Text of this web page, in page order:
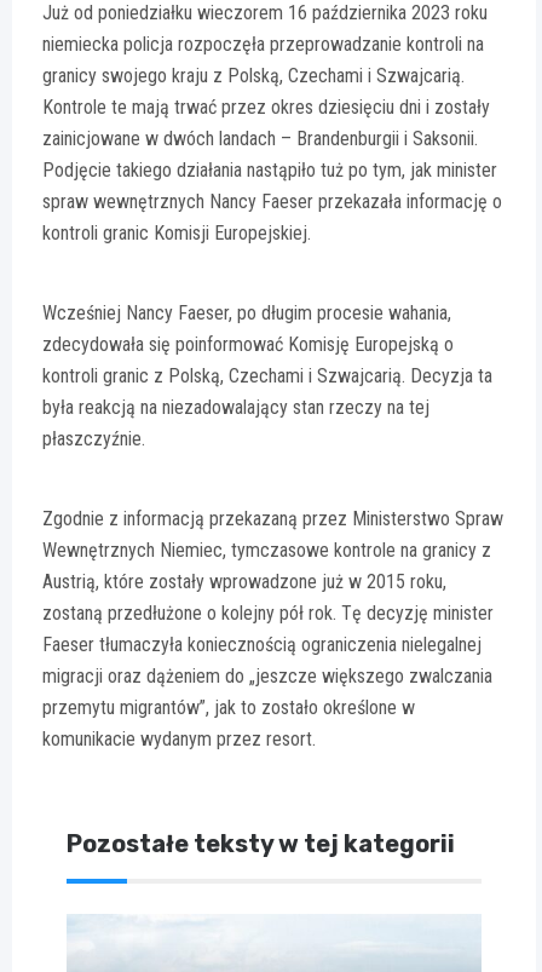
Już od poniedziałku wieczorem 16 października 2023 roku
niemiecka policja rozpoczęła przeprowadzanie kontroli na
granicy swojego kraju z Polską, Czechami i Szwajcarią.
Kontrole te mają trwać przez okres dziesięciu dni i zostały
zainicjowane w dwóch landach – Brandenburgii i Saksonii.
Podjęcie takiego działania nastąpiło tuż po tym, jak minister
spraw wewnętrznych Nancy Faeser przekazała informację o
kontroli granic Komisji Europejskiej.
Wcześniej Nancy Faeser, po długim procesie wahania,
zdecydowała się poinformować Komisję Europejską o
kontroli granic z Polską, Czechami i Szwajcarią. Decyzja ta
była reakcją na niezadowalający stan rzeczy na tej
płaszczyźnie.
Zgodnie z informacją przekazaną przez Ministerstwo Spraw
Wewnętrznych Niemiec, tymczasowe kontrole na granicy z
Austrią, które zostały wprowadzone już w 2015 roku,
zostaną przedłużone o kolejny pół rok. Tę decyzję minister
Faeser tłumaczyła koniecznością ograniczenia nielegalnej
migracji oraz dążeniem do „jeszcze większego zwalczania
przemytu migrantów”, jak to zostało określone w
komunikacie wydanym przez resort.
Pozostałe teksty w tej kategorii